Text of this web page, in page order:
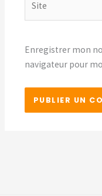
Enregistrer mon
navigateur pour